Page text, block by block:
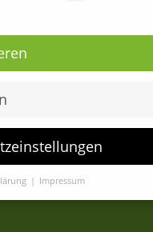
Impressum